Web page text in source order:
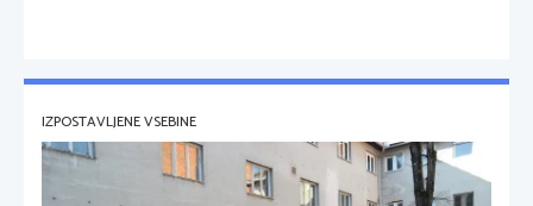
IZPOSTAVLJENE VSEBINE